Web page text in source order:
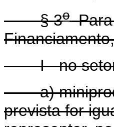
§ 3oPara
I - no setor
a)
prevista for